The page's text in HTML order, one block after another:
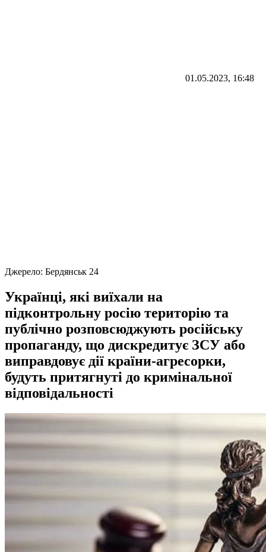
01.05.2023, 16:48
Джерело: Бердянськ 24
Українці, які виїхали на
підконтрольну росію територію та
публічно розповсюджують російську
пропаганду, що дискредитує ЗСУ або
виправдовує дії країни-агресорки,
будуть притягнуті до кримінальної
відповідальності